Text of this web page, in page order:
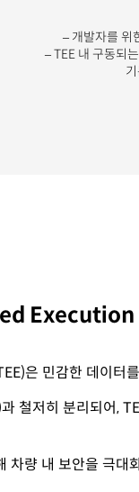
– 개발자를 위
– TEE 내 구동되
Execution
은 민감한 데이터를
저히 분리되어,
량 내 보안을 극대